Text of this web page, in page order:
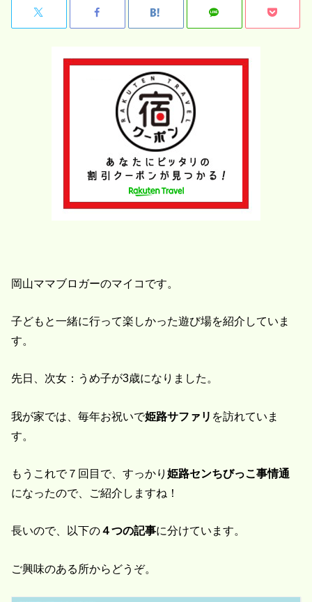
岡山ママブロガーのマイコです。
子どもと一緒に行って楽しかった遊び場を紹介していま
す。
先日、次女：うめ子が3歳になりました。
我が家では、毎年お祝いで姫路サファリ を訪れていま
す。
もうこれで７回目で、すっかり姫路センちびっこ事情通
になったので、ご紹介しますね！
長いので、以下の４つの記事に分けています。
ご興味のある所からどうぞ。